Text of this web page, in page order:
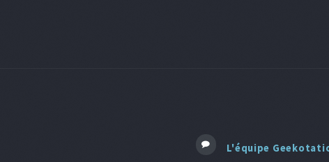
L'équipe